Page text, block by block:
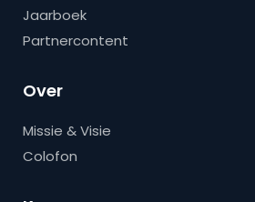
Jaarboek
Partnercontent
Over
Missie & Visie
Colofon